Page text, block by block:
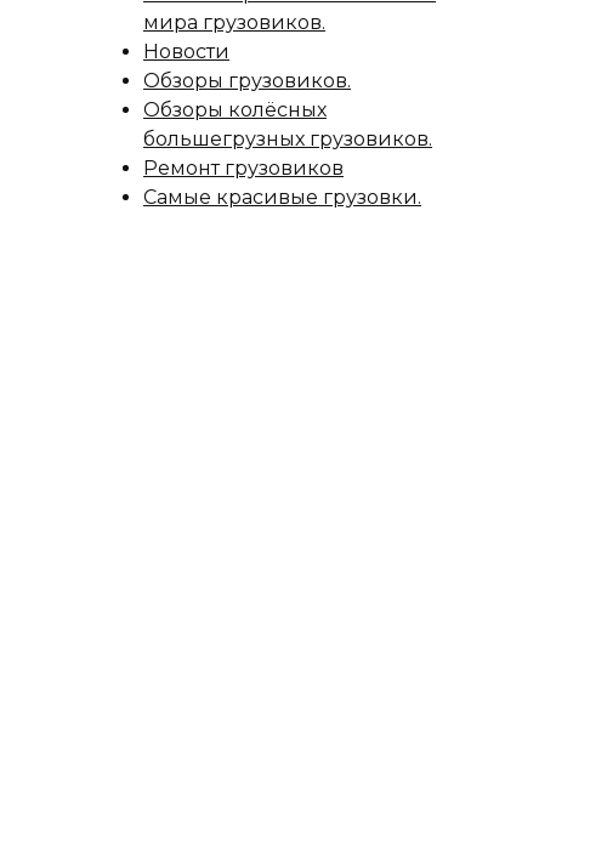
мира грузовиков.
Новости
Обзоры грузовиков.
Обзоры колёсных
большегрузных грузовиков.
Ремонт грузовиков
Самые красивые грузовки.